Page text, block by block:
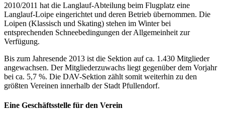
2010/2011 hat die Langlauf-Abteilung beim Flugplatz eine
Langlauf-Loipe eingerichtet und deren Betrieb übernommen. Die
Loipen (Klassisch und Skating) stehen im Winter bei
entsprechenden Schneebedingungen der Allgemeinheit zur
Verfügung.
Bis zum Jahresende 2013 ist die Sektion auf ca. 1.430 Mitglieder
angewachsen. Der Mitgliederzuwachs liegt gegenüber dem Vorjahr
bei ca. 5,7 %. Die DAV-Sektion zählt somit weiterhin zu den
größten Vereinen innerhalb der Stadt Pfullendorf.
Eine Geschäftsstelle für den Verein